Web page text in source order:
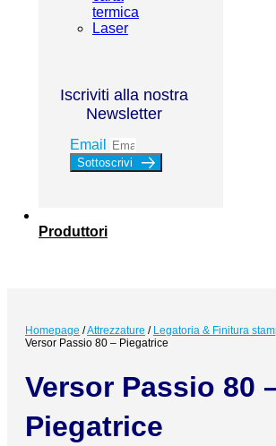
termica
Laser
Iscriviti alla nostra
Newsletter
Email
Sottoscrivi
Produttori
Homepage /Attrezzature / Legatoria & Finitura
Versor Passio 80 – Piegatrice
Versor Passio 80
Piegatrice